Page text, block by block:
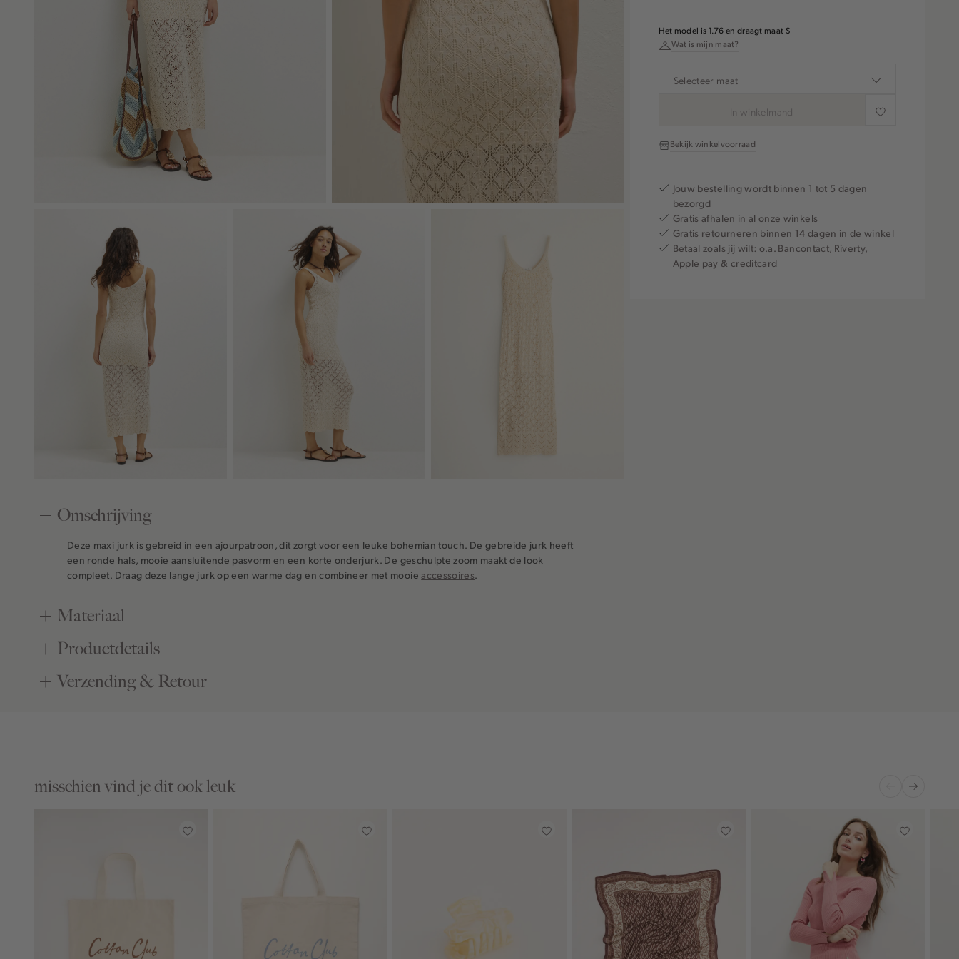
Het model is 1.76 en draagt maat S
Wat is mijn maat?
Selecteer maat
In winkelmand
Bekijk winkelvoorraad
Jouw bestelling wordt binnen 1 tot 5 dagen
bezorgd
Gratis afhalen in al onze winkels
Gratis retourneren binnen 14 dagen in de winkel
Betaal zoals jij wilt: o.a. Bancontact, Riverty,
Apple pay & creditcard
Omschrijving
Deze maxi jurk is gebreid in een ajourpatroon, dit zorgt voor een leuke bohemian touch. De gebreide jurk heeft
een ronde hals, mooie aansluitende pasvorm en een korte onderjurk. De geschulpte zoom maakt de look
compleet. Draag deze lange jurk op een warme dag en combineer met mooieaccessoires.
Materiaal
Productdetails
Verzending & Retour
misschien vind je dit ook leuk